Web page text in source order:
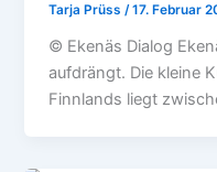
Tarja Prüss/17. Februar
© Ekenäs Dialog
aufdrängt. Die kleine
Finnlands liegt